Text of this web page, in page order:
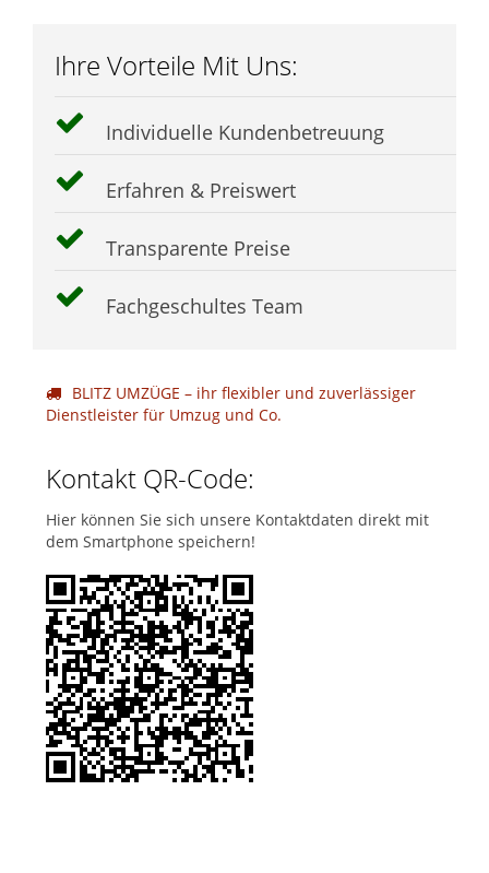
Ihre Vorteile Mit Uns:
Individuelle Kundenbetreuung
Erfahren & Preiswert
Transparente Preise
Fachgeschultes Team
BLITZ UMZÜGE – ihr flexibler und zuverlässiger
Dienstleister für Umzug und Co.
Kontakt QR-Code:
Hier können Sie sich unsere Kontaktdaten direkt mit
dem Smartphone speichern!